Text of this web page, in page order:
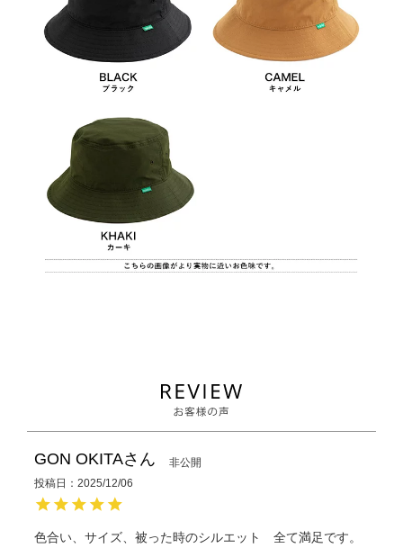
GON OKITA
非公開
投稿日
2025/12/06
色合い、サイズ、被った時のシルエット　全て満足です。